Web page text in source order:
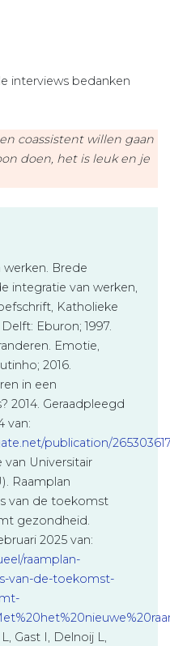
interviews bedanken
coassistent willen gaan
doen, het is leuk en je
werken. Brede
integratie van werken,
Katholieke
Eburon; 1997.
Emotie,
2016.
in een
2014. Geraadpleegd
van:
publication/
van Universitair
Raamplan
van de toekomst
gezondheid.
2025 van:
raamplan-
van-de-toekomst-
Gast I, Delnoij L,